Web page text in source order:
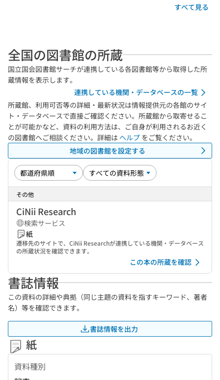
すべて見る
全国の図書館の所蔵
国立国会図書館サーチが連携している各図書館等から取得した所
蔵情報を表示します。
連携している機関・データベースの一覧
所蔵館、利用可否等の詳細・最新状況は情報提供元の各館のサイ
ト・データベースで直接ご確認ください。所蔵館から取寄せるこ
とが可能かなど、資料の利用方法は、ご自身が利用されるお近く
の図書館へご相談ください。詳細は ヘルプ をご覧ください。
地域の図書館を設定する
その他
CiNii Research
検索サービス
紙
遷移先のサイトで、CiNii Researchが連携している機関・データベース
の所蔵状況を確認できます。
この本の所蔵を確認
書誌情報
この資料の詳細や典拠（同じ主題の資料を指すキーワード、著者
名）等を確認できます。
書誌情報を出力
紙
資料種別